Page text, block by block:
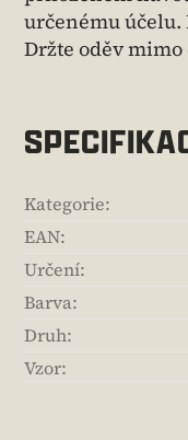
určenému účelu.
Držte oděv
Kategorie:
EAN:
Určení:
Barva:
Druh:
Vzor: